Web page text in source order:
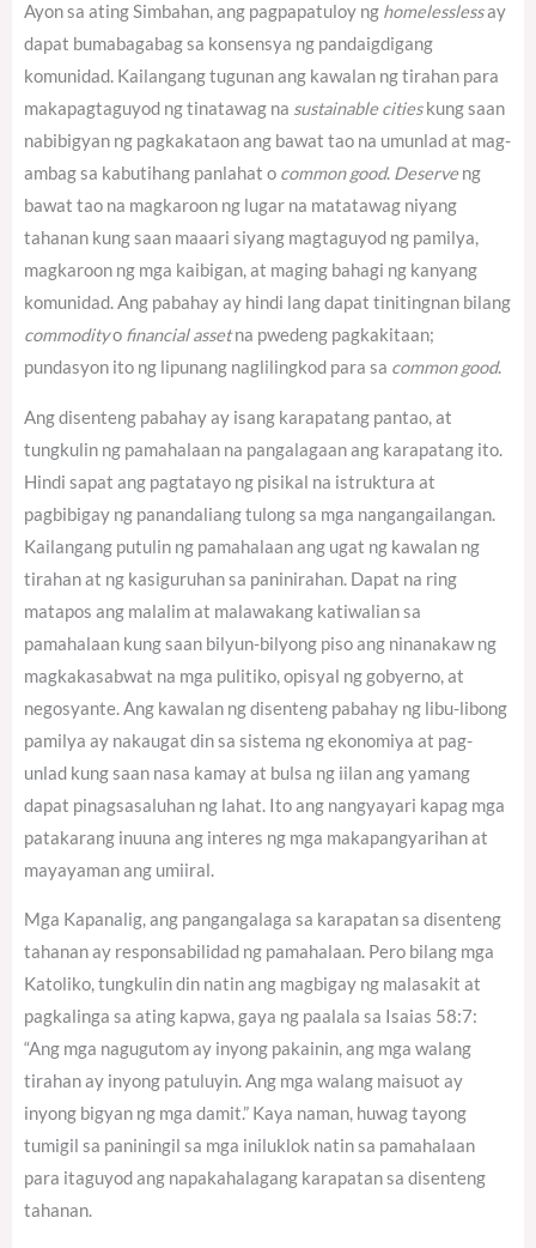
Ayon sa ating Simbahan, ang pagpapatuloy ng homelesslessay
dapat bumabagabag sa konsensya ng pandaigdigang
komunidad. Kailangang tugunan ang kawalan ng tirahan para
makapagtaguyod ng tinatawag na sustainable citieskung saan
nabibigyan ng pagkakataon ang bawat tao na umunlad at mag-
ambag sa kabutihang panlahat o common good. Deserveng
bawat tao na magkaroon ng lugar na matatawag niyang
tahanan kung saan maaari siyang magtaguyod ng pamilya,
magkaroon ng mga kaibigan, at maging bahagi ng kanyang
komunidad. Ang pabahay ay hindi lang dapat tinitingnan bilang
commodityo financial assetna pwedeng pagkakitaan;
pundasyon ito ng lipunang naglilingkod para sa common good.
Ang disenteng pabahay ay isang karapatang pantao, at
tungkulin ng pamahalaan na pangalagaan ang karapatang ito.
Hindi sapat ang pagtatayo ng pisikal na istruktura at
pagbibigay ng panandaliang tulong sa mga nangangailangan.
Kailangang putulin ng pamahalaan ang ugat ng kawalan ng
tirahan at ng kasiguruhan sa paninirahan. Dapat na ring
matapos ang malalim at malawakang katiwalian sa
pamahalaan kung saan bilyun-bilyong piso ang ninanakaw ng
magkakasabwat na mga pulitiko, opisyal ng gobyerno, at
negosyante. Ang kawalan ng disenteng pabahay ng libu-libong
pamilya ay nakaugat din sa sistema ng ekonomiya at pag-
unlad kung saan nasa kamay at bulsa ng iilan ang yamang
dapat pinagsasaluhan ng lahat. Ito ang nangyayari kapag mga
patakarang inuuna ang interes ng mga makapangyarihan at
mayayaman ang umiiral.
Mga Kapanalig, ang pangangalaga sa karapatan sa disenteng
tahanan ay responsabilidad ng pamahalaan. Pero bilang mga
Katoliko, tungkulin din natin ang magbigay ng malasakit at
pagkalinga sa ating kapwa, gaya ng paalala sa Isaias 58:7:
“Ang mga nagugutom ay inyong pakainin, ang mga walang
tirahan ay inyong patuluyin. Ang mga walang maisuot ay
inyong bigyan ng mga damit.” Kaya naman, huwag tayong
tumigil sa paniningil sa mga iniluklok natin sa pamahalaan
para itaguyod ang napakahalagang karapatan sa disenteng
tahanan.